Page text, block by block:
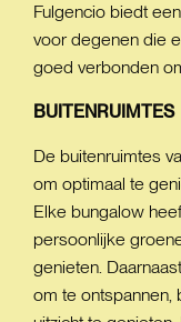
Fulgencio biedt
voor degenen die
goed verbonden
BUITENRUIMTES
De buitenruimtes
om optimaal te
Elke bungalow
persoonlijke
genieten.
om te ontspannen,